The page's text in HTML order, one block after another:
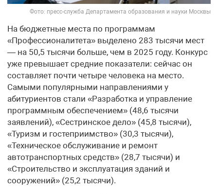
Фото: пресс-служба Департамента образования и науки Москвы
На бюджетные места по программам
«Профессионалитета» выделено 283 тысячи мест
— на 50,5 тысячи больше, чем в 2025 году. Конкурс
уже превышает средние показатели: сейчас он
составляет почти четыре человека на место.
Самыми популярными направлениями у
абитуриентов стали «Разработка и управление
программным обеспечением» (48,6 тысячи
заявлений), «Сестринское дело» (45,8 тысячи),
«Туризм и гостеприимство» (30,3 тысячи),
«Техническое обслуживание и ремонт
автотранспортных средств» (28,7 тысячи) и
«Строительство и эксплуатация зданий и
сооружений» (25,2 тысячи).